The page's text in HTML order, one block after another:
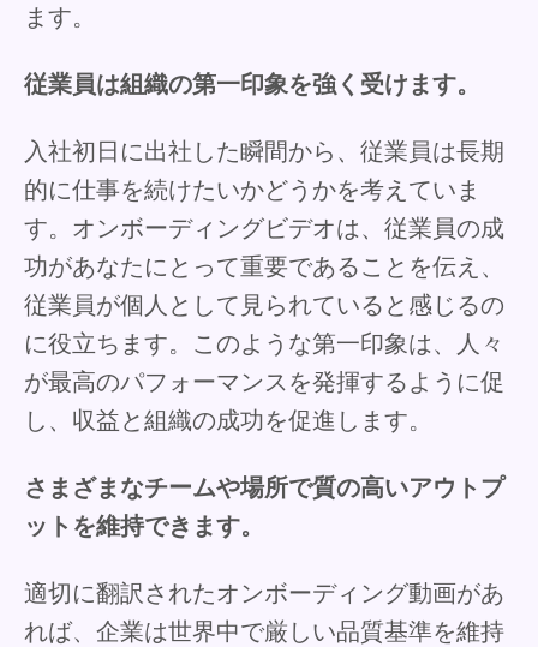
ます。
従業員は組織の第一印象を強く受けます。
入社初日に出社した瞬間から、従業員は長期
的に仕事を続けたいかどうかを考えていま
す。オンボーディングビデオは、従業員の成
功があなたにとって重要であることを伝え、
従業員が個人として見られていると感じるの
に役立ちます。このような第一印象は、人々
が最高のパフォーマンスを発揮するように促
し、収益と組織の成功を促進します。
さまざまなチームや場所で質の高いアウトプ
ットを維持できます。
適切に翻訳されたオンボーディング動画があ
れば、企業は世界中で厳しい品質基準を維持